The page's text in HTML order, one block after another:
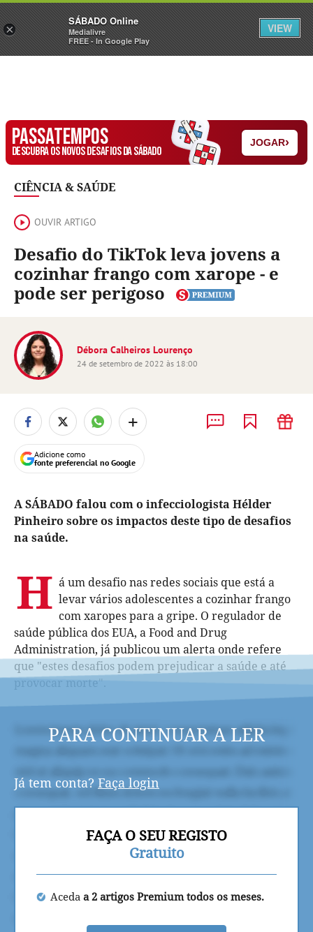
Sábado Assine Iniciar Sessão
PASSATEMPOS
DESCUBRA OS NOVOS DESAFIOS DA SÁBADO
JOGAR›
CIÊNCIA & SAÚDE
OUVIR ARTIGO
Desafio do TikTok leva jovens a
cozinhar frango com xarope - e
pode ser perigoso
Débora Calheiros Lourenço
24 de setembro de 2022 às 18:00
+
Adicione como
fonte preferencial no Google
A SÁBADO falou com o infecciologista Hélder
Pinheiro sobre os impactos deste tipo de desafios
na saúde.
H á um desafio nas redes sociais que está a
levar vários adolescentes a cozinhar frango
com xaropes para a gripe. O regulador de
saúde pública dos EUA, a Food and Drug
Administration, já publicou um alerta onde refere
que "estes desafios podem prejudicar a saúde e até
provocar morte".
PARA CONTINUAR A LER
Já tem conta? Faça login
FAÇA O SEU REGISTO
Gratuito
Aceda a 2 artigos Premium todos os meses.
×
SÁBADO Online
Medialivre
FREE - In Google Play
VIEW